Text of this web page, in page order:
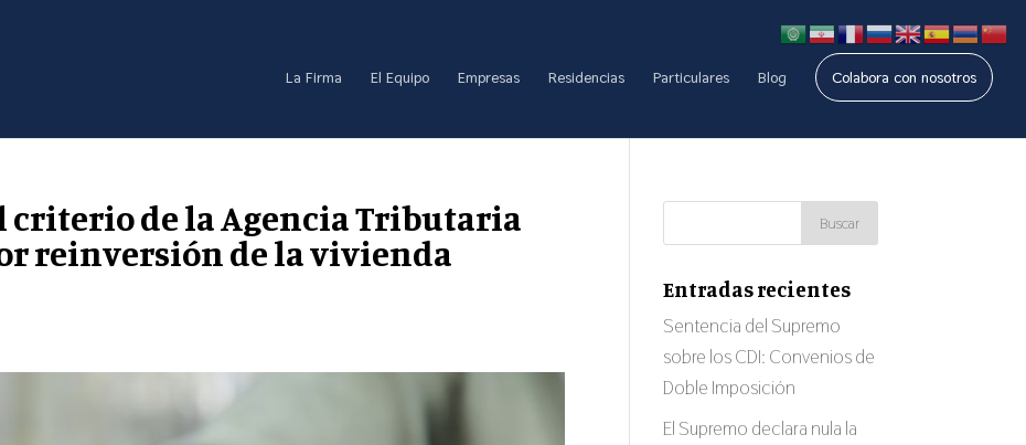
La Firma El Equipo Empresas Residencias Particulares Blog Colabora con nosotros
criterio de la Agencia Tributaria
reinversión de la vivienda
Entradas recientes
Sentencia del Supremo
sobre los CDI: Convenios de
Doble Imposición
El Supremo declara nula la